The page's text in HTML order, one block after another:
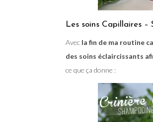
Les soins Capillaires –
Avec la fin de ma routine
des soins éclaircissants
ce que ça donne :